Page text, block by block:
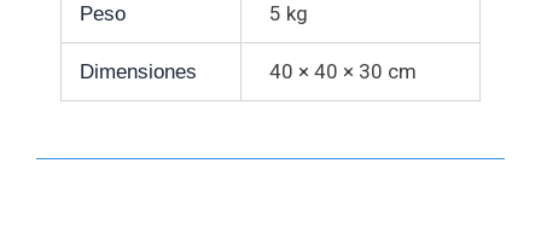
Peso 5 kg
Dimensiones 40 × 40 × 30 cm